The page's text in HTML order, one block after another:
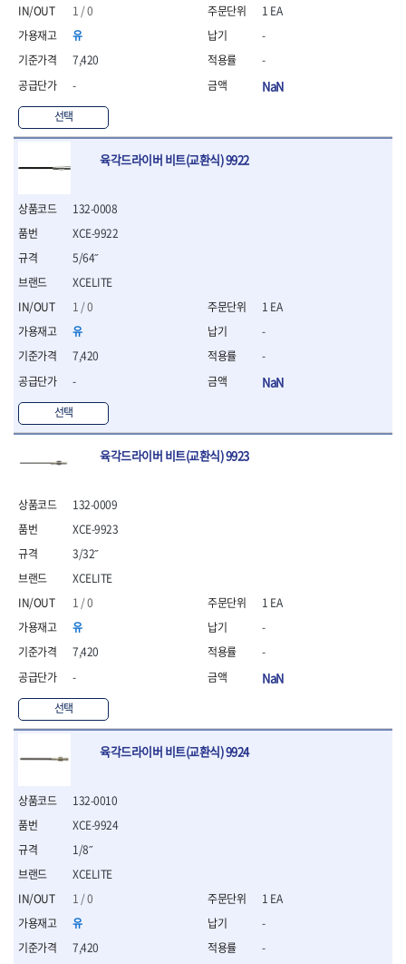
- 날교환드라이버세트
- 드라이버핸들
- 비트세트
- 비트홀다드라이버
- 비트홀다드라이버세트
- 드라이버블레이드
- 비트드라이버
- 별비트
- 육각비트
- 전동비트홀다
- 드라이버비트세트
- 옵셋드라이버
- 스크래퍼드라이버
- 정밀드라이버
- 기어렌치
- 육각복스드라이버
- 툴첵플러스
- 조절식렌치
- 볼트세터
- 너트드라이버
- 자화기
- 라쳇렌치
- 임팩엑스트라롱소켓
- 드릴척아답타
- 조인트플러그소켓
- 옵셋렌치
- 소켓홀더
- 클라이밍비트
- 토크아답타
- 포지비트
- 일자비트
- 임팩별비트
- 임팩십자비트
- 십자비트
- 임팩별비트소켓
- 십자비트소켓
- 일자비트소켓
- XZN비트
- 임팩XZN비트
- 에어오비탈센더
- 에어멀티샌더
- 에어앵글그라인더
- 에어밸트샌더
운반기기
- 핸드카트
- 운반대차
- 운반가방
- 가든툴세트
연마기계
- 습식그라인더
- 연마숫돌
이젠
이홈
일레드
조란
츠노다(TTC)
콰이어트존
황금손
1 / 0
유
7,420
-
선택
1 EA
-
-
NaN
육각드라이버 비트(교환식) 9922
132-0008
XCELITE
1 / 0
유
7,420
-
선택
XCE-9922
5/64˝
1 EA
-
-
NaN
육각드라이버 비트(교환식) 9923
132-0009
XCELITE
1 / 0
유
7,420
-
선택
XCE-9923
3/32˝
1 EA
-
-
NaN
육각드라이버 비트(교환식) 9924
132-0010
XCELITE
1 / 0
유
7,420
XCE-9924
1/8˝
1 EA
-
-